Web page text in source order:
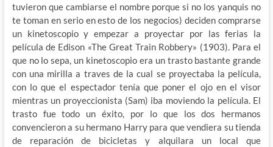
tuvieron que cambiarse el nombre porque si no los yanquis no
te toman en serio en esto de los negocios) deciden comprarse
un kinetoscopio y empezar a proyectar por las ferias la
película de Edison «The Great Train Robbery» (1903). Para el
que no lo sepa, un kinetoscopio era un trasto bastante grande
con una mirilla a traves de la cual se proyectaba la película,
con lo que el espectador tenía que poner el ojo en el visor
mientras un proyeccionista (Sam) iba moviendo la película. El
trasto fue todo un éxito, por lo que los dos hermanos
convencieron a su hermano Harry para que vendiera su tienda
de reparación de bicicletas y alquilara un local que